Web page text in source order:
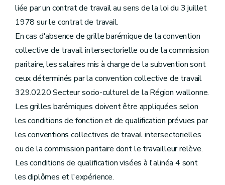
liée par un contrat de travail au sens de la loi du 3 juillet
1978 sur le contrat de travail.
En cas d'absence de grille barémique de la convention
collective de travail intersectorielle ou de la commission
paritaire, les salaires mis à charge de la subvention sont
ceux déterminés par la convention collective de travail
329.0220 Secteur socio-culturel de la Région wallonne.
Les grilles barémiques doivent être appliquées selon
les conditions de fonction et de qualification prévues par
les conventions collectives de travail intersectorielles
ou de la commission paritaire dont le travailleur relève.
Les conditions de qualification visées à l'alinéa 4 sont
les diplômes et l'expérience.